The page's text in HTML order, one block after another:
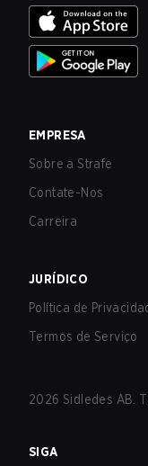
EMPRESA
Sobre a Strafe
Contate-Nos
Carreira
JURÍDICO
Política de
Termos de Serviço
2026 Sidledes AB.
SIGA